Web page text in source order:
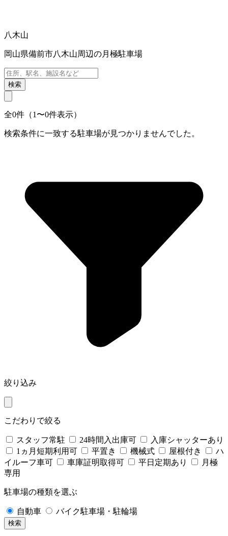
八木山
岡山県備前市八木山周辺の月極駐車場
検索
全0件（1〜0件表示）
検索条件に一致する駐車場が見つかりませんでした。
絞り込み
こだわりで絞る
スタッフ常駐 24時間入出庫可
入庫シャッターあり
1ヵ月短期利用可
平置き 機械式 屋根付き
ハ
イルーフ車可
車庫証明取得可 平日定期あり
月極
専用
駐車場の種類を選ぶ
自動車 バイク駐車場・駐輪場
検索